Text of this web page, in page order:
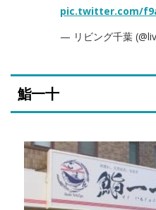
pic.twitter.com/
— リビング千葉
鮨一十